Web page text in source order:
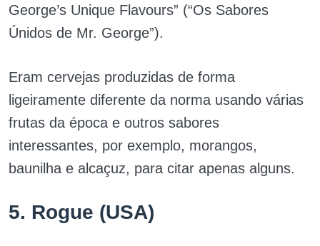
George’s Unique Flavours” (“Os Sabores
Únidos de Mr. George”).
Eram cervejas produzidas de forma
ligeiramente diferente da norma usando várias
frutas da época e outros sabores
interessantes, por exemplo, morangos,
baunilha e alcaçuz, para citar apenas alguns.
5. Rogue (USA)